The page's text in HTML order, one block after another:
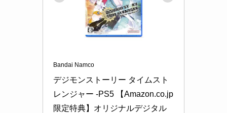
Bandai Namco
デジモンストーリー タイムスト
レンジャー -PS5 【Amazon.co.jp
限定特典】オリジナルデジタル